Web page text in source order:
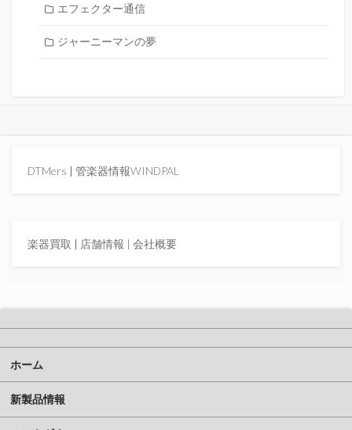
エフェクター通信
ジャーニーマンの夢
DTMers | 管楽器情報WINDPAL
楽器買取 | 店舗情報 | 会社概要
ホーム
新製品情報